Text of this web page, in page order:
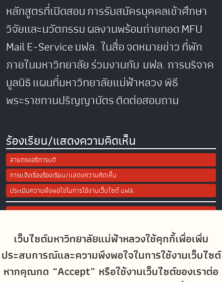
เว็บไซต์มหาวิทยาลัยแม่ฟ้าหลวงใช้คุกกี้เพื่อเพิ่ม
ประสบการณ์และความพึงพอใจในการใช้งานเว็บไซต์
หากคุณกด “Accept” หรือใช้งานเว็บไซต์ของเราต่อ
หลักสูตรที่เปิดสอนการรับสมัครบุคคลเข้าศึกษา
วิจัยและนวัตกรรมผลงานพร้อมถ่ายทอดMFU
MailE-Serviceมฟล. ในสื่อจดหมายข่าวที่พัก
ภายในมหาวิทยาลัยร่วมงานกับ มฟล.การบริจาค
มูลนิธิแผนที่มหาวิทยาลัยแม่ฟ้าหลวงพิธี
พระราชทานปริญญาบัตรติดต่อสอบถาม
ร้องเรียน/แสดงความคิดเห็น
สายตรงอธิการบดี
การแจ้งเรื่องร้องเรียน/แสดงความคิดเห็น
ประเมินความพึงพอใจในการใช้งานเว็บไซต์ มฟล.
Site Map
Social Media